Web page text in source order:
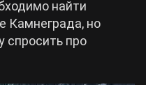
найти
Камнеграда, но
спросить про